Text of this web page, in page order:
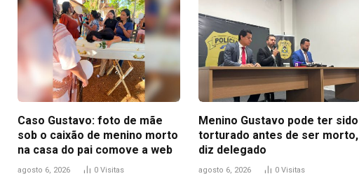
Caso Gustavo: foto de mãe
sob o caixão de menino morto
na casa do pai comove a web
agosto 6, 2026 0 Visitas
Menino Gustavo pode ter sido
torturado antes de ser morto,
diz delegado
agosto 6, 2026 0 Visitas